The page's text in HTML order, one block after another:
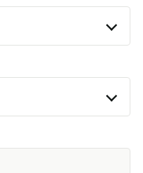
+138,49 €
+170,99 €